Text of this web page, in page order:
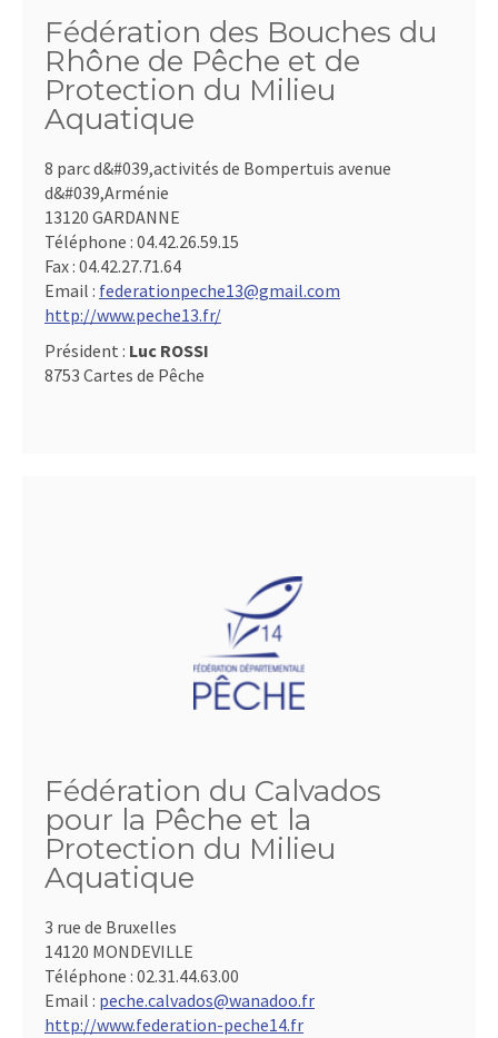
Fédération des Bouches du
Rhône de Pêche et de
Protection du Milieu
Aquatique
8 parc d&#039,activités de Bompertuis avenue
d&#039,Arménie
13120 GARDANNE
Téléphone : 04.42.26.59.15
Fax : 04.42.27.71.64
Email : federationpeche13@gmail.com
http://www.peche13.fr/
Président : Luc ROSSI
8753 Cartes de Pêche
Fédération du Calvados
pour la Pêche et la
Protection du Milieu
Aquatique
3 rue de Bruxelles
14120 MONDEVILLE
Téléphone : 02.31.44.63.00
Email : peche.calvados@wanadoo.fr
http://www.federation-peche14.fr